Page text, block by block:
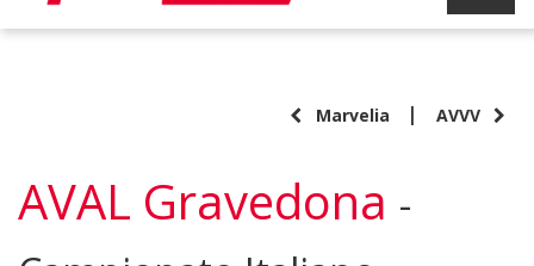
Marvelia | AVVV
AVAL Gravedona -